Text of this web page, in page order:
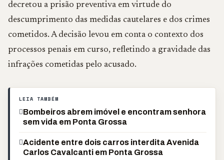
decretou a prisão preventiva em virtude do
descumprimento das medidas cautelares e dos crimes
cometidos. A decisão levou em conta o contexto dos
processos penais em curso, refletindo a gravidade das
infrações cometidas pelo acusado.
LEIA TAMBÉM
Bombeiros abrem imóvel e encontram senhora
sem vida em Ponta Grossa
Acidente entre dois carros interdita Avenida
Carlos Cavalcanti em Ponta Grossa